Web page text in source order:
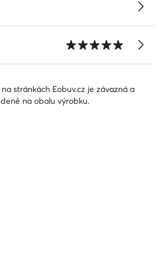
stránkách Eobuv.cz je závazná a
na obalu výrobku.